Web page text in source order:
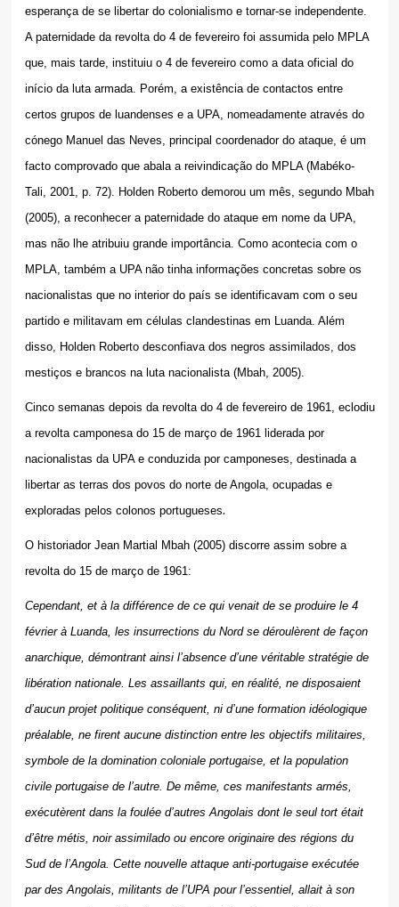
esperança de se libertar do colonialismo e tornar-se independente.
A paternidade da revolta do 4 de fevereiro foi assumida pelo MPLA
que, mais tarde, instituiu o 4 de fevereiro como a data oficial do
início da luta armada. Porém, a existência de contactos entre
certos grupos de luandenses e a UPA, nomeadamente através do
cónego Manuel das Neves, principal coordenador do ataque, é um
facto comprovado que abala a reivindicação do MPLA (Mabéko-
Tali, 2001, p. 72). Holden Roberto demorou um mês, segundo Mbah
(2005), a reconhecer a paternidade do ataque em nome da UPA,
mas não lhe atribuiu grande importância. Como acontecia com o
MPLA, também a UPA não tinha informações concretas sobre os
nacionalistas que no interior do país se identificavam com o seu
partido e militavam em células clandestinas em Luanda. Além
disso, Holden Roberto desconfiava dos negros assimilados, dos
mestiços e brancos na luta nacionalista (Mbah, 2005).
Cinco semanas depois da revolta do 4 de fevereiro de 1961, eclodiu
a revolta camponesa do 15 de março de 1961 liderada por
nacionalistas da UPA e conduzida por camponeses, destinada a
libertar as terras dos povos do norte de Angola, ocupadas e
exploradas pelos colonos portugueses.
O historiador Jean Martial Mbah (2005) discorre assim sobre a
revolta do 15 de março de 1961:
Cependant, et à la différence de ce qui venait de se produire le 4
février à Luanda, les insurrections du Nord se déroulèrent de façon
anarchique, démontrant ainsi l’absence d’une véritable stratégie de
libération nationale. Les assaillants qui, en réalité, ne disposaient
d’aucun projet politique conséquent, ni d’une formation idéologique
préalable, ne firent aucune distinction entre les objectifs militaires,
symbole de la domination coloniale portugaise, et la population
civile portugaise de l’autre. De même, ces manifestants armés,
exécutèrent dans la foulée d’autres Angolais dont le seul tort était
d’être métis, noir assimilado ou encore originaire des régions du
Sud de l’Angola. Cette nouvelle attaque anti-portugaise exécutée
par des Angolais, militants de l’UPA pour l’essentiel, allait à son